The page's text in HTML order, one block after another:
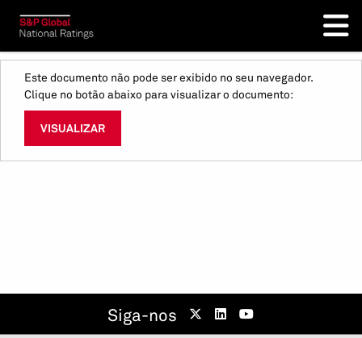
Este documento não pode ser exibido no seu navegador.
Clique no botão abaixo para visualizar o documento:
VISUALIZAR
Siga-nos